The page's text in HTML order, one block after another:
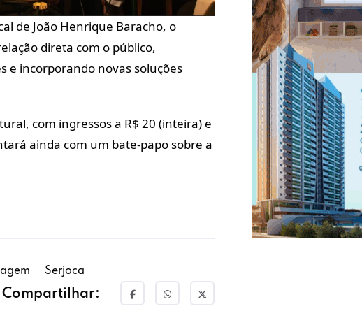
de João Henrique Baracho, o
direta com o público,
e incorporando novas soluções
com ingressos a R$ 20 (inteira) e
ainda com um bate-papo sobre a
Serjoca
Compartilhar: